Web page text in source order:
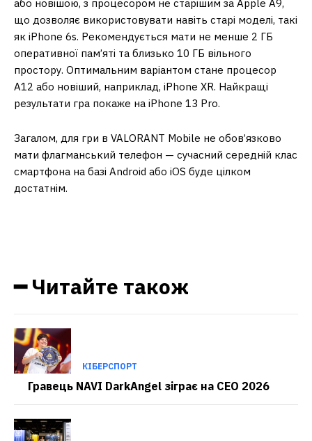
або новішою, з процесором не старішим за Apple A9,
що дозволяє використовувати навіть старі моделі, такі
як iPhone 6s. Рекомендується мати не менше 2 ГБ
оперативної пам’яті та близько 10 ГБ вільного
простору. Оптимальним варіантом стане процесор
A12 або новіший, наприклад, iPhone XR. Найкращі
результати гра покаже на iPhone 13 Pro.
Загалом, для гри в VALORANT Mobile не обов’язково
мати флагманський телефон — сучасний середній клас
смартфона на базі Android або iOS буде цілком
достатнім.
━ Читайте також
КІБЕРСПОРТ
Гравець NAVI DarkAngel зіграє на CEO 2026